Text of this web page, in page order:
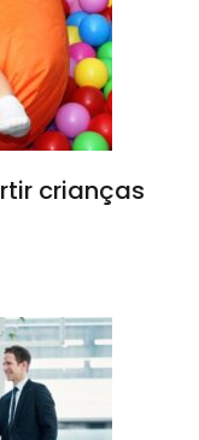
crianças